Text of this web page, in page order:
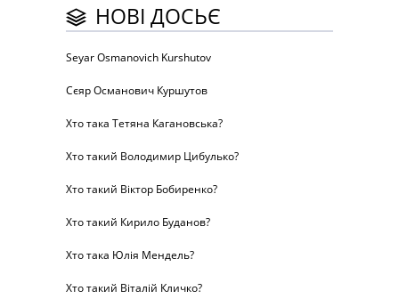
НОВІ ДОСЬЄ
Seyar Osmanovich Kurshutov
Сєяр Османович Куршутов
Хто така Тетяна Кагановська?
Хто такий Володимир Цибулько?
Хто такий Віктор Бобиренко?
Хто такий Кирило Буданов?
Хто така Юлія Мендель?
Хто такий Віталій Кличко?